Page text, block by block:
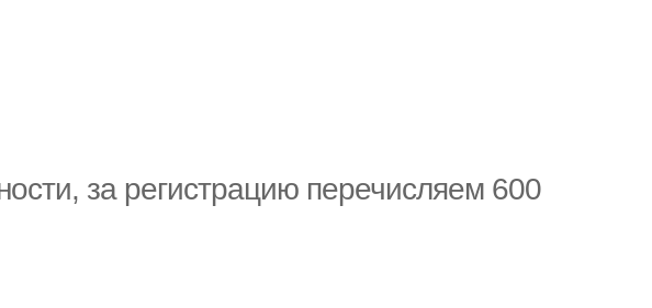
за регистрацию перечисляем 600